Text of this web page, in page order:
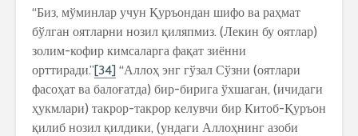
“Биз, мўминлар учун Қуръондан шифо ва раҳмат
бўлган оятларни нозил қиляпмиз. (Лекин бу оятлар)
золим-кофир кимсаларга фақат зиённи
орттиради.”[34] “Аллоҳ энг гўзал Сўзни (оятлари
фасоҳат ва балоғатда) бир-бирига ўхшаган, (ичидаги
ҳукмлари) такрор-такрор келувчи бир Китоб-Қуръон
қилиб нозил қилдики, (ундаги Аллоҳнинг азоби